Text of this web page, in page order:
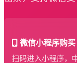
微信小程序购买
扫码进入小程序，